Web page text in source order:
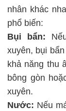
nhân khác
phổ biến:
Bụi bẩn:
xuyên, bụi
khả năng thu
bông gòn
xuyên.
Nước: Nếu